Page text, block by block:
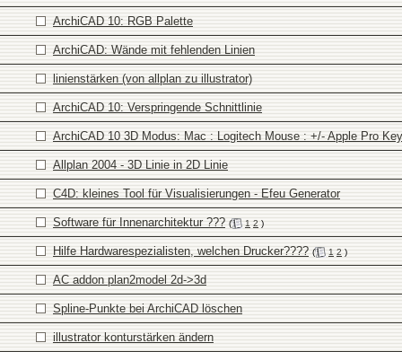
ArchiCAD 10: RGB Palette
ArchiCAD: Wände mit fehlenden Linien
linienstärken (von allplan zu illustrator)
ArchiCAD 10: Verspringende Schnittlinie
ArchiCAD 10 3D Modus: Mac : Logitech Mouse : +/- Apple Pro
Allplan 2004 - 3D Linie in 2D Linie
C4D: kleines Tool für Visualisierungen - Efeu Generator
Software für Innenarchitektur ??? ( 1 2 )
Hilfe Hardwarespezialisten, welchen Drucker???? ( 1 2 )
AC addon plan2model 2d->3d
Spline-Punkte bei ArchiCAD löschen
illustrator konturstärken ändern